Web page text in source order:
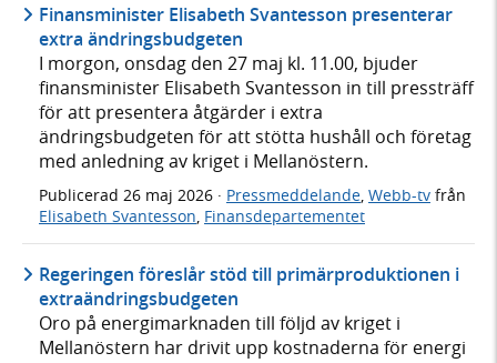
Finansminister Elisabeth Svantesson presenterar
extra ändringsbudgeten
I morgon, onsdag den 27 maj kl. 11.00, bjuder
finansminister Elisabeth Svantesson in till pressträff
för att presentera åtgärder i extra
ändringsbudgeten för att stötta hushåll och företag
med anledning av kriget i Mellanöstern.
Publicerad 26 maj 2026 · Pressmeddelande, Webb-tv från
Elisabeth Svantesson, Finansdepartementet
Regeringen föreslår stöd till primärproduktionen i
extraändringsbudgeten
Oro på energimarknaden till följd av kriget i
Mellanöstern har drivit upp kostnaderna för energi